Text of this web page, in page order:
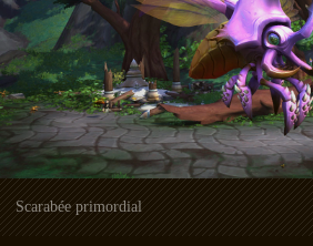
Scarabée primordial